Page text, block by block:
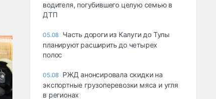
водителя, погубившего целую семью в
ДТП
05.08 Часть дороги из Калуги до Тулы
планируют расширить до четырех
полос
05.08 РЖД анонсировала скидки на
экспортные грузоперевозки мяса и угля
в регионах